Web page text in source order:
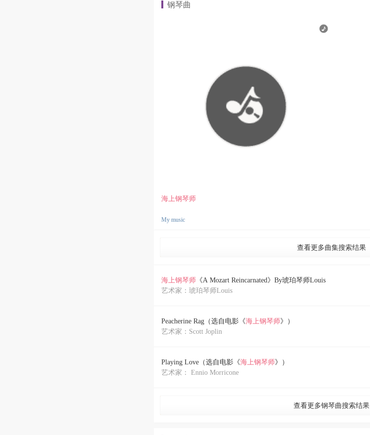
钢琴曲
海上钢琴师
My music
查看更多曲集搜索结果
海上钢琴师 《A Mozart Reincarnated》By琥珀琴师Louis
艺术家：琥珀琴师Louis
Peacherine Rag（​选自电影《海上钢琴师》）
艺术家：Scott Joplin
Playing Love（​选自电影《海上钢琴师》）
艺术家： Ennio Morricone
查看更多钢琴曲搜索结果